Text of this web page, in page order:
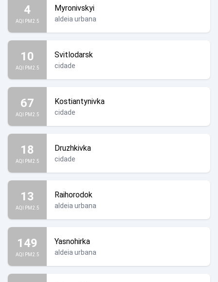
4
AQI PM2.5
Myronivskyi
aldeia urbana
10
AQI PM2.5
Svitlodarsk
cidade
67
AQI PM2.5
Kostiantynivka
cidade
18
AQI PM2.5
Druzhkivka
cidade
13
AQI PM2.5
Raihorodok
aldeia urbana
149
AQI PM2.5
Yasnohirka
aldeia urbana